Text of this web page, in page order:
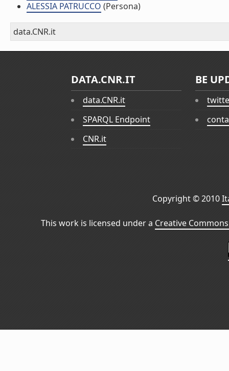
ALESSIA PATRUCCO (Persona)
data.CNR.it
DATA.CNR.IT
data.CNR.it
SPARQL Endpoint
CNR.it
BE
Copyright © 2010
This work is licensed under a Creative